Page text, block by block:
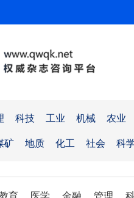
科技 工业 机械 农业
矿 地质 化工 社会 科
育 医学 金融 管理